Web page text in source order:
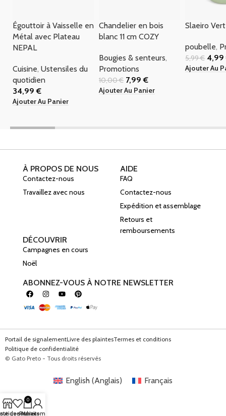
Égouttoir à Vaisselle en
Métal avec Plateau
NEPAL
Cuisine, Ustensiles du
quotidien
34,99€
Ajouter Au Panier
Chandelier en bois
blanc 11 cm COZY
Bougies & senteurs,
Promotions
10,00€ 7,99€
Ajouter Au Panier
Slaeiro
poubelle,
5,99€ 4,99
Ajouter Au
À PROPOS DE NOUS
Contactez-nous
Travaillez avec nous
AIDE
FAQ
Contactez-nous
Expédition et assemblage
Retours et
remboursements
DÉCOUVRIR
Campagnes en cours
Noël
ABONNEZ-VOUS À NOTRE NEWSLETTER
Portail de signalementLivre des plaintesTermes et conditions
Politique de confidentialité
© Gato Preto - Tous droits réservés
de souhaits
0
Panier
Mon compte
English (Anglais) Français